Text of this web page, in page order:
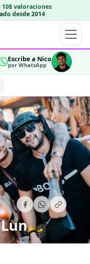
108 valoraciones
desde 2014
Escribe a Nico
por WhatsApp
OK